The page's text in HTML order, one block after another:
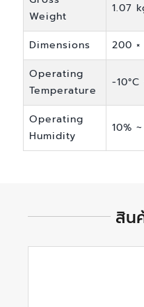
Weight
1.07
Dimensions
200 ×
Operating
Temperature
-10°C
Operating
Humidity
10%
สิน